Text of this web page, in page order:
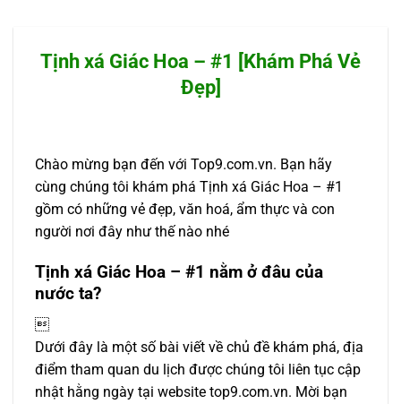
Tịnh xá Giác Hoa – #1 [Khám Phá Vẻ
Đẹp]
Chào mừng bạn đến với Top9.com.vn. Bạn hãy
cùng chúng tôi khám phá Tịnh xá Giác Hoa – #1
gồm có những vẻ đẹp, văn hoá, ẩm thực và con
người nơi đây như thế nào nhé
Tịnh xá Giác Hoa – #1 nằm ở đâu của
nước ta?

Dưới đây là một số bài viết về chủ đề khám phá, địa
điểm tham quan du lịch được chúng tôi liên tục cập
nhật hằng ngày tại website top9.com.vn. Mời bạn